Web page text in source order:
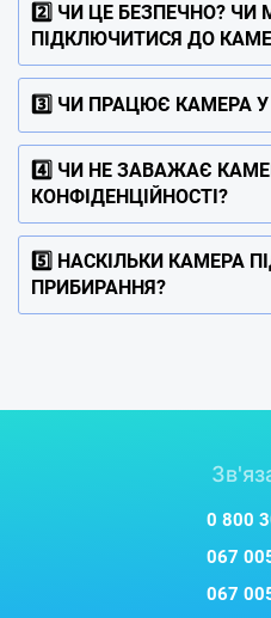
2️⃣ ЧИ ЦЕ БЕЗПЕЧНО?
ПІДКЛЮЧИТИСЯ ДО
3️⃣ ЧИ ПРАЦЮЄ КАМЕРА У
4️⃣ ЧИ НЕ ЗАВАЖАЄ
КОНФІДЕНЦІЙНОСТІ?
5️⃣ НАСКІЛЬКИ КАМЕРА
ПРИБИРАННЯ?
0 800
067
067